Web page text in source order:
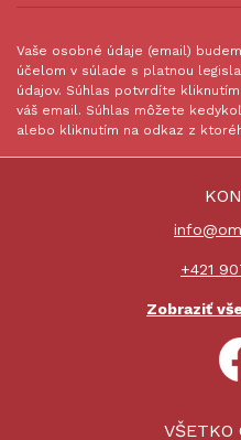
Vaše osobné údaje (email)
účelom v súlade s platnou
údajov. Súhlas potvrdíte
váš email. Súhlas môžete
alebo kliknutím na odkaz z
+421
Zobraziť
VŠETKO